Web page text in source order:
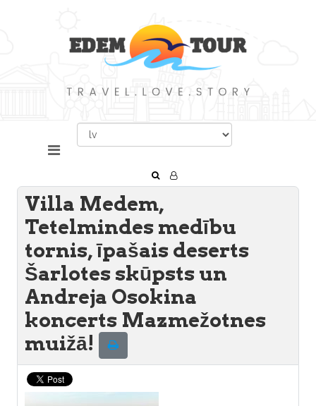
Villa Medem,
Tetelmindes medību
tornis, īpašais deserts
Šarlotes skūpsts un
Andreja Osokina
koncerts Mazmežotnes
muižā!